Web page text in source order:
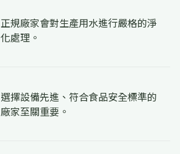
正規廠家會對生產用水進行嚴格的淨
化處理。
選擇設備先進、符合食品安全標準的
廠家至關重要。